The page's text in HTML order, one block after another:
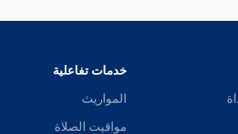
خدمات تفاعلية
المواريث
مواقيت الصلاة